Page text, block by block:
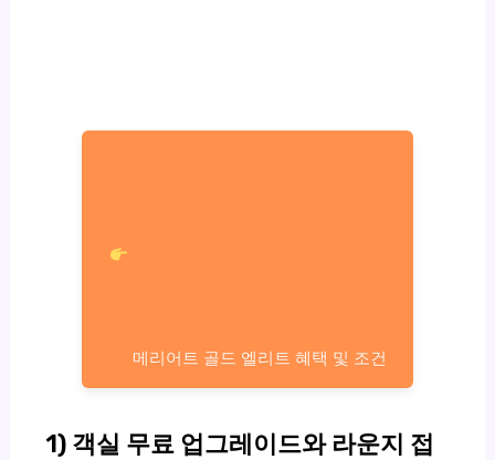
메리어트 골드 엘리트 혜택 및 조건
1) 객실 무료 업그레이드와 라운지 접